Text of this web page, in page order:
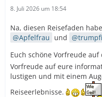
8. Juli 2026 um 18:54
Na, diesen Reisefaden
Apfelfrau und trumpfi
Euch schöne Vorfreude auf
Vorfreude auf eure
lustigen und mit einem
Reiseerlebnisse.